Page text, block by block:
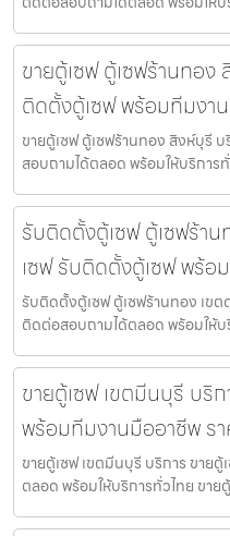
ขายตู้เซฟ ตู้เซฟร้านทอง
ติดตั้งตู้เซฟ พร้อมทีมงา
ขายตู้เซฟ ตู้เซฟร้านทอง สิงห์บุรี
สอบถามได้ตลอด พร้อมให้บริการ
รับติดตั้งตู้เซฟ ตู้เซฟร้า
เซฟ รับติดตั้งตู้เซฟ พร้อ
รับติดตั้งตู้เซฟ ตู้เซฟร้านทอง เข
ติดต่อสอบถามได้ตลอด พร้อมให้บ
ขายตู้เซฟ เขตมีนบุรี บริ
พร้อมทีมงานมืออาชีพ ร
ขายตู้เซฟ เขตมีนบุรี บริการ ขาย
ตลอด พร้อมให้บริการทั่วไทย ขาย